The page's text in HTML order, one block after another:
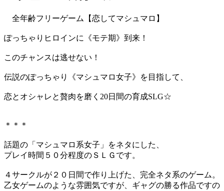
全年齢フリーゲーム【恋してマシュマロ】
ぽっちゃりヒロインに《モテ期》到来！
このチャンスは逃せない！
伝説のぽっちゃり《マシュマロ女子》を目指して、
恋とオシャレと贅肉を磨く20日間の育成SLG☆
＊＊＊
話題の「マシュマロ系女子」をネタにした、
プレイ時間５０分程度のＳＬＧです。
４サークルが２０日間で作り上げた、完全ネタ系のゲーム。
乙女ゲームのような雰囲気ですが、ギャグの勝る作品ですの